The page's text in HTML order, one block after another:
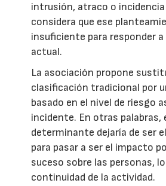
intrusión, atraco o incidencia
considera que ese
insuficiente para responder a
actual.
La asociación propone
clasificación tradicional por
basado en el nivel de riesgo
incidente. En otras palabras,
determinante dejaría de ser
para pasar a ser el impacto
suceso sobre las personas,
continuidad de la actividad.